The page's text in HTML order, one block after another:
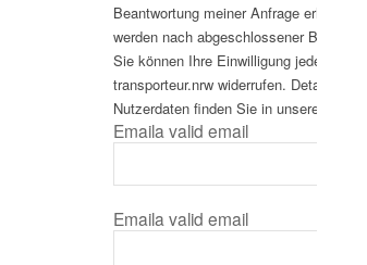
Beantwortung meiner Anfrage erhoben
werden nach abgeschlossener
Sie können Ihre Einwilligung jederzeit
transporteur.nrw widerrufen. Detaillierte
Nutzerdaten finden Sie in unserer
Emaila valid email
Emaila valid email